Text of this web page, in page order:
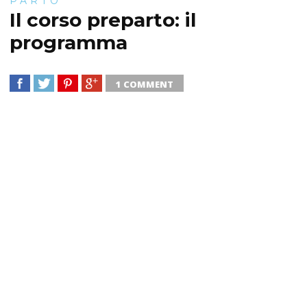
Il corso preparto: il
programma
1 COMMENT